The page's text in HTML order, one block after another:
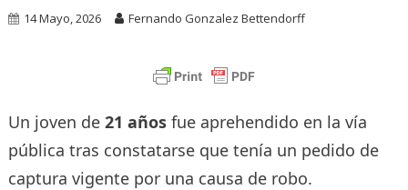
14 Mayo, 2026 Fernando Gonzalez Bettendorff
Un joven de 21 añosfue aprehendido en la vía
pública tras constatarse que tenía un pedido de
captura vigente por una causa de robo.